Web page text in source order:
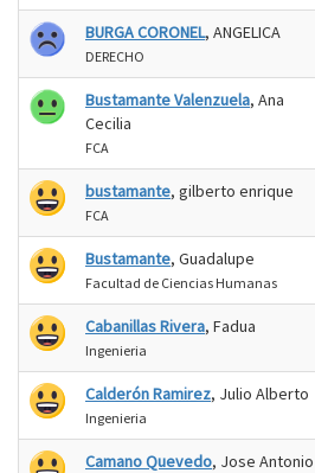
BURGA CORONEL, ANGELICA
DERECHO
Bustamante Valenzuela, Ana
Cecilia
FCA
bustamante, gilberto enrique
FCA
Bustamante, Guadalupe
Facultad de Ciencias Humanas
Cabanillas Rivera, Fadua
Ingenieria
Calderón Ramirez, Julio Alberto
Ingenieria
Camano Quevedo, Jose Antonio